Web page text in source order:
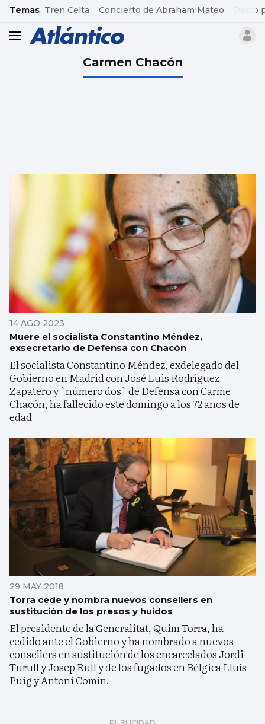
common.go-to-content
Temas Tren Celta Concierto de Abraham Mateo Pacto
header.menu.open
Carmen Chacón
14 AGO 2023
Muere el socialista Constantino Méndez,
exsecretario de Defensa con Chacón
El socialista Constantino Méndez, exdelegado del
Gobierno en Madrid con José Luis Rodríguez
Zapatero y `número dos` de Defensa con Carme
Chacón, ha fallecido este domingo a los 72 años de
edad
29 MAY 2018
Torra cede y nombra nuevos consellers en
sustitución de los presos y huidos
El presidente de la Generalitat, Quim Torra, ha
cedido ante el Gobierno y ha nombrado a nuevos
consellers en sustitución de los encarcelados Jordi
Turull y Josep Rull y de los fugados en Bélgica Lluís
Puig y Antoni Comín.